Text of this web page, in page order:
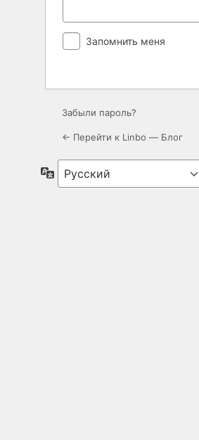
Запомнить меня
Забыли пароль?
← Перейти к Linbo — Блог
Язык